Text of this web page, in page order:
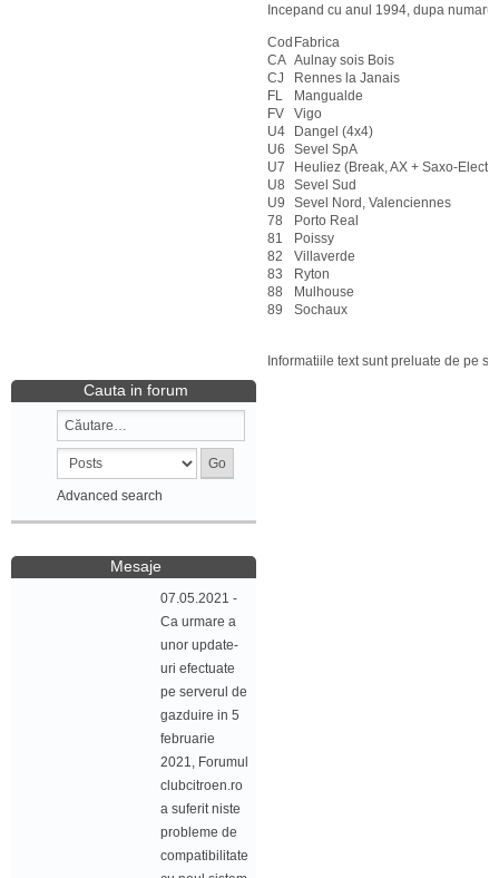
Incepand cu anul 1994, dupa
Cod Fabrica
CA Aulnay sois Bois
CJ
Rennes la Janais
FL
Mangualde
FV
Vigo
U4
Dangel (4x4)
U6
Sevel SpA
U7
Heuliez (Break, AX + Saxo-
U8
Sevel Sud
U9
Sevel Nord, Valenciennes
78
Porto Real
81
Poissy
82
Villaverde
83
Ryton
88
Mulhouse
89
Sochaux
Informatiile text sunt preluate de pe
Cauta in forum
Advanced search
Mesaje
07.05.2021 -
Ca urmare a
unor update-
uri efectuate
pe serverul de
gazduire in 5
februarie
2021, Forumul
clubcitroen.ro
a suferit niste
probleme de
compatibilitate